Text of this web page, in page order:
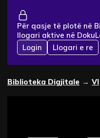
Për qasje të plotë në
llogari aktive në
Login
Llogari e re
Biblioteka Digjitale → VI